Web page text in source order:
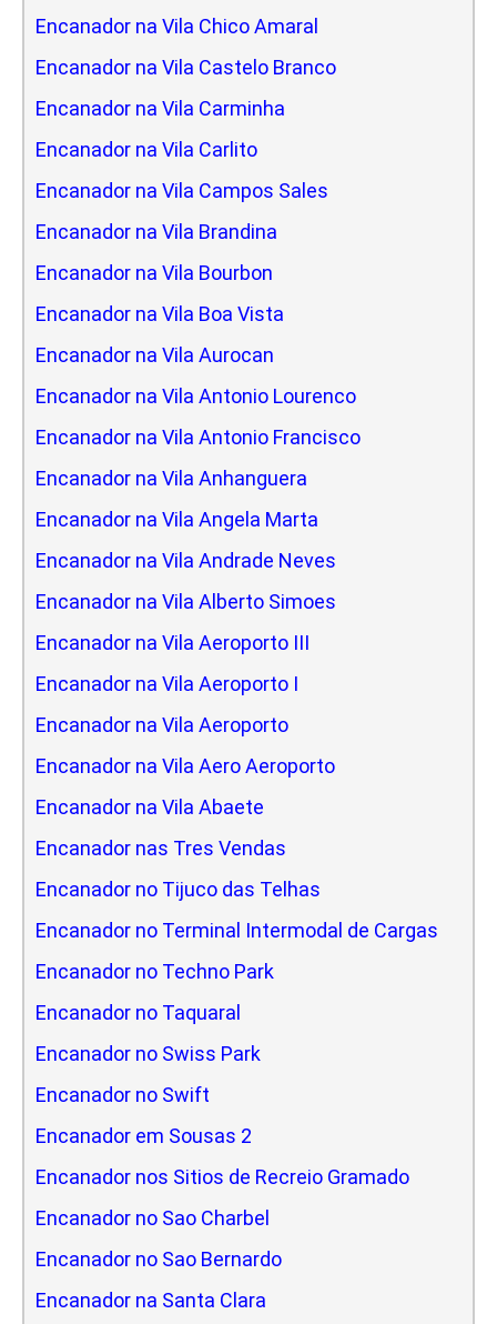
Encanador na Vila Chico Amaral
Encanador na Vila Castelo Branco
Encanador na Vila Carminha
Encanador na Vila Carlito
Encanador na Vila Campos Sales
Encanador na Vila Brandina
Encanador na Vila Bourbon
Encanador na Vila Boa Vista
Encanador na Vila Aurocan
Encanador na Vila Antonio Lourenco
Encanador na Vila Antonio Francisco
Encanador na Vila Anhanguera
Encanador na Vila Angela Marta
Encanador na Vila Andrade Neves
Encanador na Vila Alberto Simoes
Encanador na Vila Aeroporto III
Encanador na Vila Aeroporto I
Encanador na Vila Aeroporto
Encanador na Vila Aero Aeroporto
Encanador na Vila Abaete
Encanador nas Tres Vendas
Encanador no Tijuco das Telhas
Encanador no Terminal Intermodal de Cargas
Encanador no Techno Park
Encanador no Taquaral
Encanador no Swiss Park
Encanador no Swift
Encanador em Sousas 2
Encanador nos Sitios de Recreio Gramado
Encanador no Sao Charbel
Encanador no Sao Bernardo
Encanador na Santa Clara